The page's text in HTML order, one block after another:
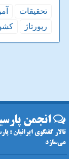
تحقیقات
رپورتاژ
انجمن
تالار گفتگوی ایرانیان :
می‌سازد